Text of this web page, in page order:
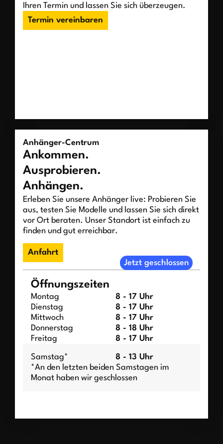
Ihren Termin und lassen Sie sich überzeugen.
Termin vereinbaren
Anhänger-Centrum
Ankommen.
Ausprobieren.
Anhängen.
Erleben Sie unsere Anhänger live: Probieren Sie
aus, testen Sie Modelle und lassen Sie sich direkt
vor Ort beraten. Unser Standort ist einfach zu
finden und gut erreichbar.
Anfahrt
Jetzt geschlossen
Öffnungszeiten
Montag
8 - 17 Uhr
Dienstag
8 - 17 Uhr
Mittwoch
8 - 17 Uhr
Donnerstag
8 - 18 Uhr
Freitag
8 - 17 Uhr
Samstag*
8 - 13 Uhr
*An den letzten beiden Samstagen im
Monat haben wir geschlossen